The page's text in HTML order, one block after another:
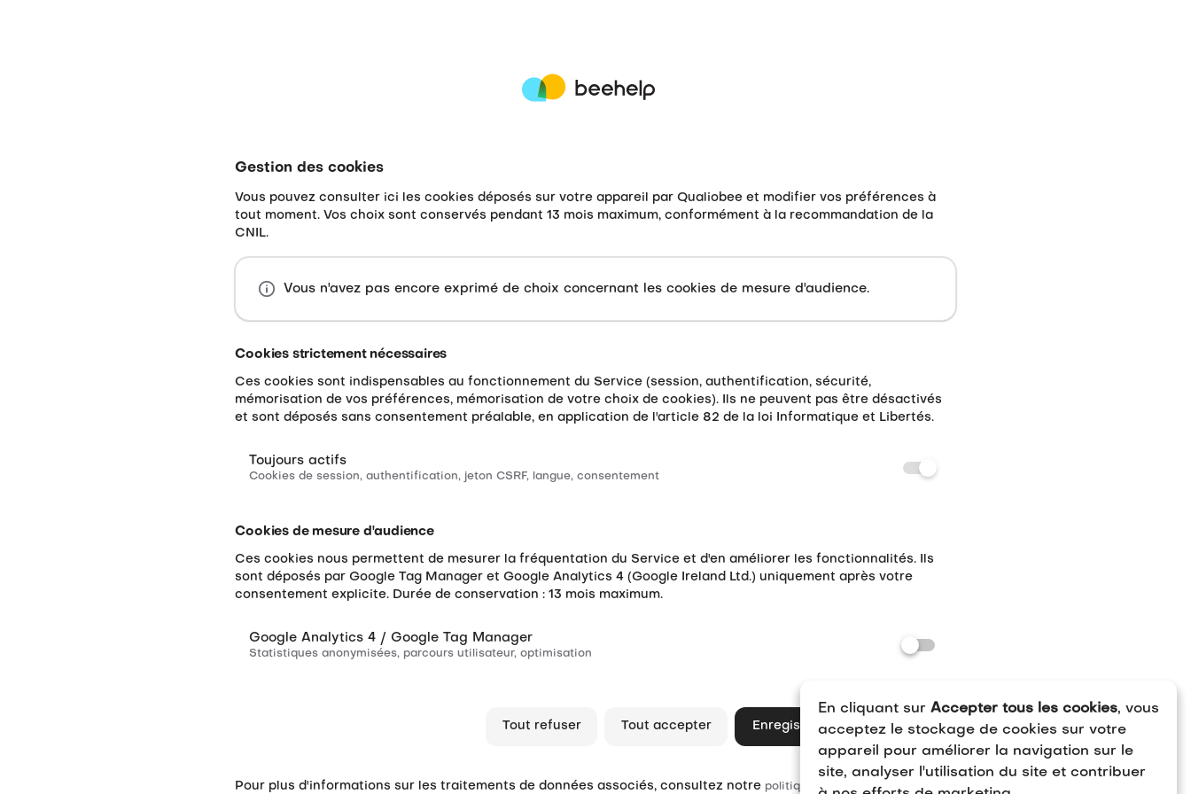
Gestion des cookies
Vous pouvez consulter ici les cookies déposés sur votre appareil par Qualiobee et modifier vos préférences à
tout moment. Vos choix sont conservés pendant 13 mois maximum, conformément à la recommandation de la
CNIL.
Vous n'avez pas encore exprimé de choix concernant les cookies de mesure d'audience.
Cookies strictement nécessaires
Ces cookies sont indispensables au fonctionnement du Service (session, authentification, sécurité,
mémorisation de vos préférences, mémorisation de votre choix de cookies). Ils ne peuvent pas être désactivés
et sont déposés sans consentement préalable, en application de l'article 82 de la loi Informatique et Libertés.
Toujours actifs
Cookies de session, authentification, jeton CSRF, langue, consentement
Cookies de mesure d'audience
Ces cookies nous permettent de mesurer la fréquentation du Service et d'en améliorer les fonctionnalités. Ils
sont déposés par Google Tag Manager et Google Analytics 4 (Google Ireland Ltd.) uniquement après votre
consentement explicite. Durée de conservation : 13 mois maximum.
Google Analytics 4 / Google Tag Manager
Statistiques anonymisées, parcours utilisateur, optimisation
Tout refuser Tout accepter Enregistrer mes préférences
Pour plus d'informations sur les traitements de données associés, consultez notre politique de confidentialité .
En cliquant sur Accepter tous les cookies, vous
acceptez le stockage de cookies sur votre
appareil pour améliorer la navigation sur le
site, analyser l'utilisation du site et contribuer